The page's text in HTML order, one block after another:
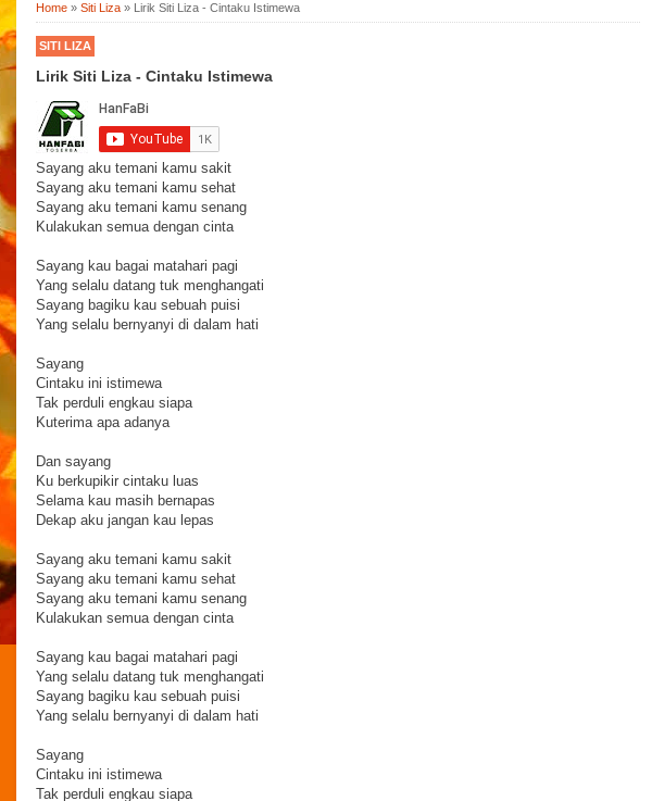
Home » Siti Liza » Lirik Siti Liza - Cintaku Istimewa
SITI LIZA
Lirik Siti Liza - Cintaku Istimewa
Sayang aku temani kamu sakit
Sayang aku temani kamu sehat
Sayang aku temani kamu senang
Kulakukan semua dengan cinta
Sayang kau bagai matahari pagi
Yang selalu datang tuk menghangati
Sayang bagiku kau sebuah puisi
Yang selalu bernyanyi di dalam hati
Sayang
Cintaku ini istimewa
Tak perduli engkau siapa
Kuterima apa adanya
Dan sayang
Ku berkupikir cintaku luas
Selama kau masih bernapas
Dekap aku jangan kau lepas
Sayang aku temani kamu sakit
Sayang aku temani kamu sehat
Sayang aku temani kamu senang
Kulakukan semua dengan cinta
Sayang kau bagai matahari pagi
Yang selalu datang tuk menghangati
Sayang bagiku kau sebuah puisi
Yang selalu bernyanyi di dalam hati
Sayang
Cintaku ini istimewa
Tak perduli engkau siapa